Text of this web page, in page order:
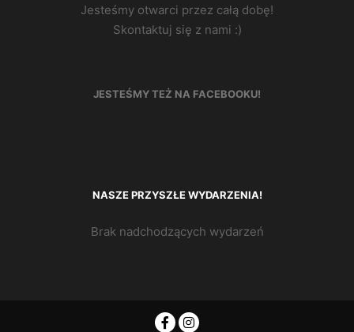
Jesteśmy otwarci przez całą dobę!
Skontaktuj się z nami :)
JESTEŚMY TEŻ NA FACEBOOKU!
NASZE PRZYSZŁE WYDARZENIA!
Brak nadchodzących wydarzeń